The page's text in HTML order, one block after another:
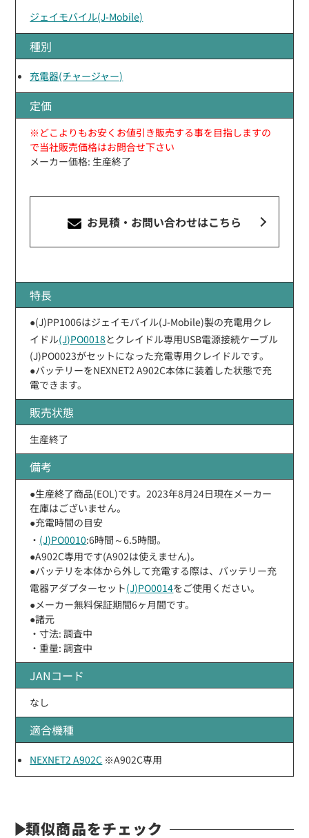
ジェイモバイル(J-Mobile)
種別
充電器(チャージャー)
定価
※どこよりもお安くお値引き販売する事を目指しますの
で当社販売価格はお問合せ下さい
メーカー価格: 生産終了
お見積・お問い合わせはこちら
特長
●(J)PP1006はジェイモバイル(J-Mobile)製の充電用クレ
イドル(J)PO0018とクレイドル専用USB電源接続ケーブル
(J)PO0023がセットになった充電専用クレイドルです。
●バッテリーをNEXNET2 A902C本体に装着した状態で充
電できます。
販売状態
生産終了
備考
●生産終了商品(EOL)です。2023年8月24日現在メーカー
在庫はございません。
●充電時間の目安
・ (J)PO0010:6時間～6.5時間。
●A902C専用です(A902は使えません)。
●バッテリを本体から外して充電する際は、バッテリー充
電器アダプターセット(J)PO0014をご使用ください。
●メーカー無料保証期間6ヶ月間です。
●諸元
・寸法: 調査中
・重量: 調査中
JANコード
なし
適合機種
NEXNET2 A902C ※A902C専用
類似商品をチェック